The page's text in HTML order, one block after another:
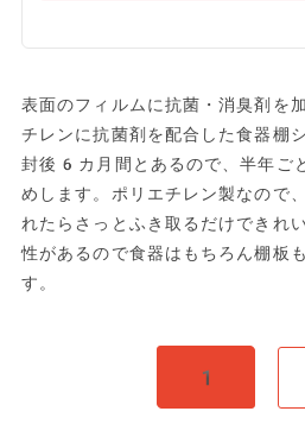
表面のフィルムに抗菌・消臭剤を
チレンに抗菌剤を配合した食器棚
封後6カ月間とあるので、半年ご
めします。ポリエチレン製なので
れたらさっとふき取るだけできれ
性があるので食器はもちろん棚板
す。
1